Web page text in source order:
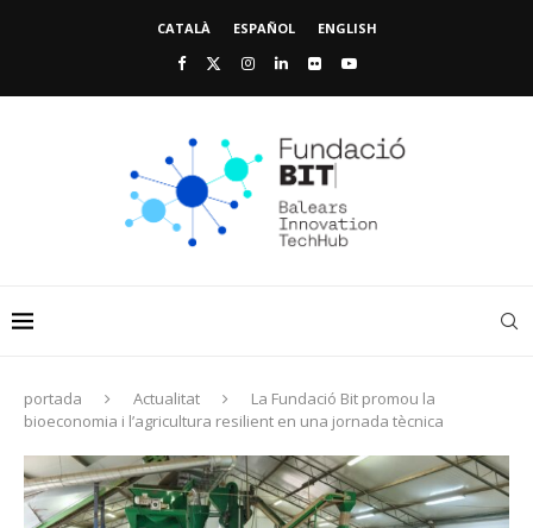
CATALÀ ESPAÑOL ENGLISH
portada Actualitat
La Fundació Bit promou la
bioeconomia i l’agricultura resilient en una jornada tècnica